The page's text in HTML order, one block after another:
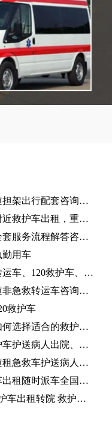
担架出行配套咨询服
近救护车出租，重症
套服务流程解答咨询
勤用车
车、120救护车、长
非急救转运车咨询电
救护车
何选择适合的救护车
车护送病人出院、救
租急救车护送病人返
出租随时派车全国护
车出租转院 救护车